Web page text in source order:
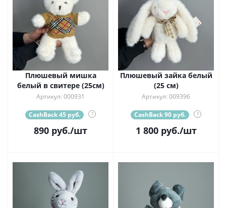
Плюшевый мишка
белый в свитере (25см)
Артикул: 000931
CashBack 45 руб. ?
890 руб./шт
Плюшевый зайка белый
(25 см)
Артикул: 009396
CashBack 90 руб. ?
1 800руб./шт